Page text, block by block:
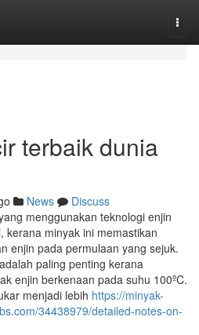
terbaik dunia
News
Discuss
menggunakan teknologi enjin
kerana minyak ini memastikan
enjin pada permulaan yang sejuk​​.
paling penting kerana
enjin berkenaan pada suhu 100ºC.
menjadi lebih https://minyak-
34438979/detailed-notes-on-